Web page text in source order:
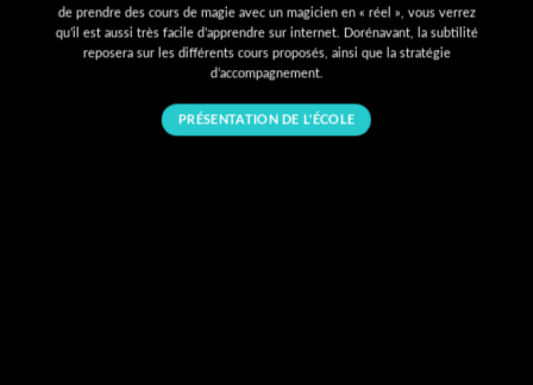
de prendre des cours de magie avec un magicien en « réel », vous verrez
qu’il est aussi très facile d’apprendre sur internet. Dorénavant, la subtilité
reposera sur les différents cours proposés, ainsi que la stratégie
d’accompagnement.
PRÉSENTATION DE L'ÉCOLE